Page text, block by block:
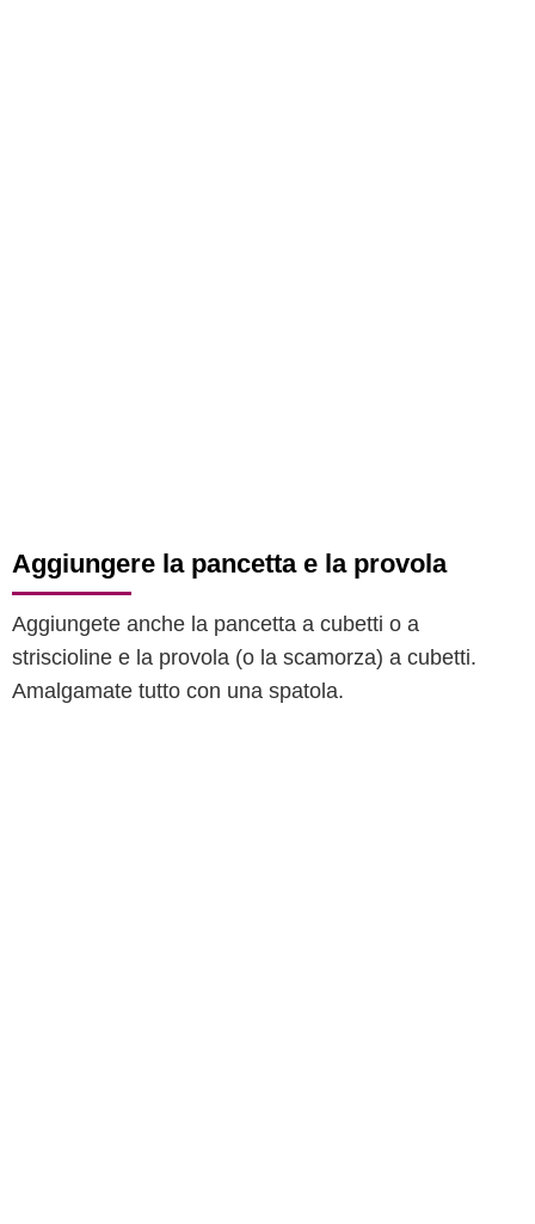
Aggiungere la pancetta e la provola
Aggiungete anche la pancetta a cubetti o a
striscioline e la provola (o la scamorza) a cubetti.
Amalgamate tutto con una spatola.